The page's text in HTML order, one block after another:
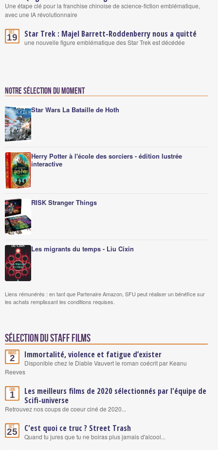
Une étape clé pour la franchise chinoise de science-fiction emblématique,
avec une IA révolutionnaire
Déc.
19 Star Trek : Majel Barrett-Roddenberry nous a quitté
une nouvelle figure emblématique des Star Trek est décédée
Notre sélection du moment
Star Wars La Bataille de Hoth
Herry Potter à l'école des sorciers - édition lustrée
interactive
RISK Stranger Things
Les migrants du temps - Liu Cixin
Liens rémunérés : en tant que Partenaire Amazon, SFU peut réaliser un bénéfice sur
les achats remplissant les conditions requises.
Sélection du staff Films
Mars
2 Immortalité, violence et fatigue d’exister
Disponible chez le Diable Vauvert le roman coécrit par Keanu
Reeves
Jan.
1
Les meilleurs films de 2020 sélectionnés par l'équipe de
Scifi-universe
Retrouvez nos coups de coeur ciné de 2020...
Oct.
25 C'est quoi ce truc ? Street Trash
Quand tu jures que tu ne boiras plus jamais d'alcool...